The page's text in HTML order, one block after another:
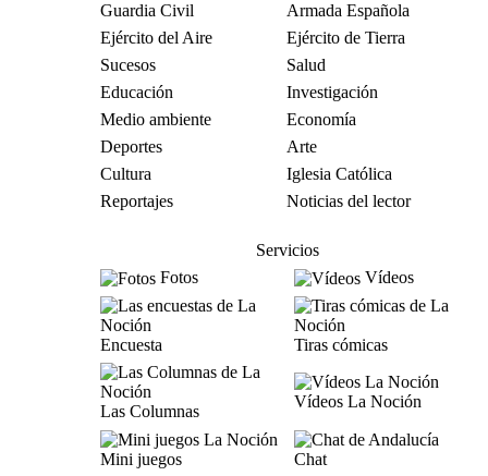
Guardia Civil
Armada Española
Ejército del Aire
Ejército de Tierra
Sucesos
Salud
Educación
Investigación
Medio ambiente
Economía
Deportes
Arte
Cultura
Iglesia Católica
Reportajes
Noticias del lector
Servicios
Fotos
Vídeos
Encuesta Tiras cómicas
Las Columnas
Vídeos La Noción
Mini juegos
Chat